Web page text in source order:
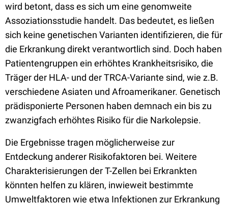
wird betont, dass es sich um eine genomweite
Assoziationsstudie handelt. Das bedeutet, es ließen
sich keine genetischen Varianten identifizieren, die für
die Erkrankung direkt verantwortlich sind. Doch haben
Patientengruppen ein erhöhtes Krankheitsrisiko, die
Träger der HLA- und der TRCA-Variante sind, wie z.B.
verschiedene Asiaten und Afroamerikaner. Genetisch
prädisponierte Personen haben demnach ein bis zu
zwanzigfach erhöhtes Risiko für die Narkolepsie.
Die Ergebnisse tragen möglicherweise zur
Entdeckung anderer Risikofaktoren bei. Weitere
Charakterisierungen der T-Zellen bei Erkrankten
könnten helfen zu klären, inwieweit bestimmte
Umweltfaktoren wie etwa Infektionen zur Erkrankung